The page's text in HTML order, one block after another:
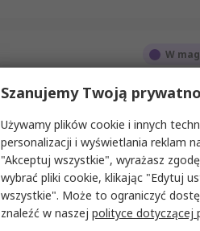
W
palnych,
Nr art. RS
Nr części
SICA 030
Szanujemy Twoją
Używamy plików cookie i innych
personalizacji i wyświetlania reklam
"Akceptuj wszystkie", wyrażasz
wybrać pliki cookie, klikając "Edytuj
wszystkie". Może to ograniczyć
znaleźć w naszej polityce dotyczącej